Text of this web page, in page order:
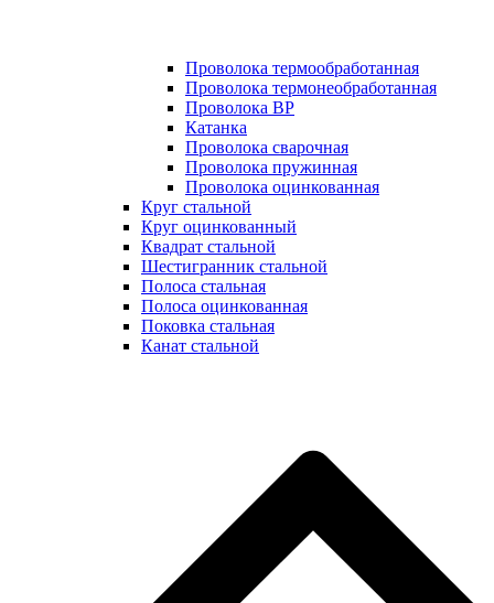
Проволока термообработанная
Проволока термонеобработанная
Проволока ВР
Катанка
Проволока сварочная
Проволока пружинная
Проволока оцинкованная
Круг стальной
Круг оцинкованный
Квадрат стальной
Шестигранник стальной
Полоса стальная
Полоса оцинкованная
Поковка стальная
Канат стальной